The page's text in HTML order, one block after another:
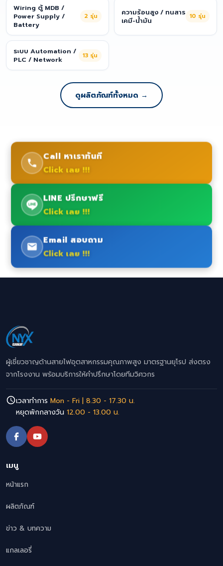
Wiring ตู้ MDB /
Power Supply /
Battery
2 รุ่น
ความร้อนสูง / ทนสาร
เคมี-น้ำมัน
10 รุ่น
ระบบ Automation /
PLC / Network
13 รุ่น
ดูผลิตภัณฑ์ทั้งหมด →
Call หาเราทันที
Click เลย !!!
LINE ปรึกษาฟรี
Click เลย !!!
Email สอบถาม
Click เลย !!!
ผู้เชี่ยวชาญด้านสายไฟอุตสาหกรรมคุณภาพสูง มาตรฐานยุโรป ส่งตรง
จากโรงงาน พร้อมบริการให้คำปรึกษาโดยทีมวิศวกร
เวลาทำการ Mon - Fri | 8.30 - 17.30 น.
หยุดพักกลางวัน 12.00 - 13.00 น.
เมนู
หน้าแรก
ผลิตภัณฑ์
ข่าว & บทความ
แกลเลอรี่